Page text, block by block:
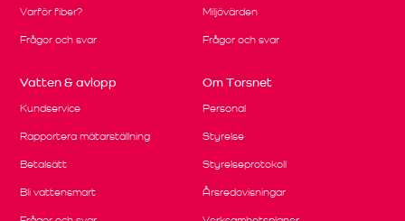
Varför fiber?
Frågor och svar
Miljövärden
Frågor och svar
Vatten & avlopp
Kundservice
Rapportera mätarställning
Betalsätt
Bli vattensmart
Om Torsnet
Personal
Styrelse
Styrelseprotokoll
Årsredovisningar